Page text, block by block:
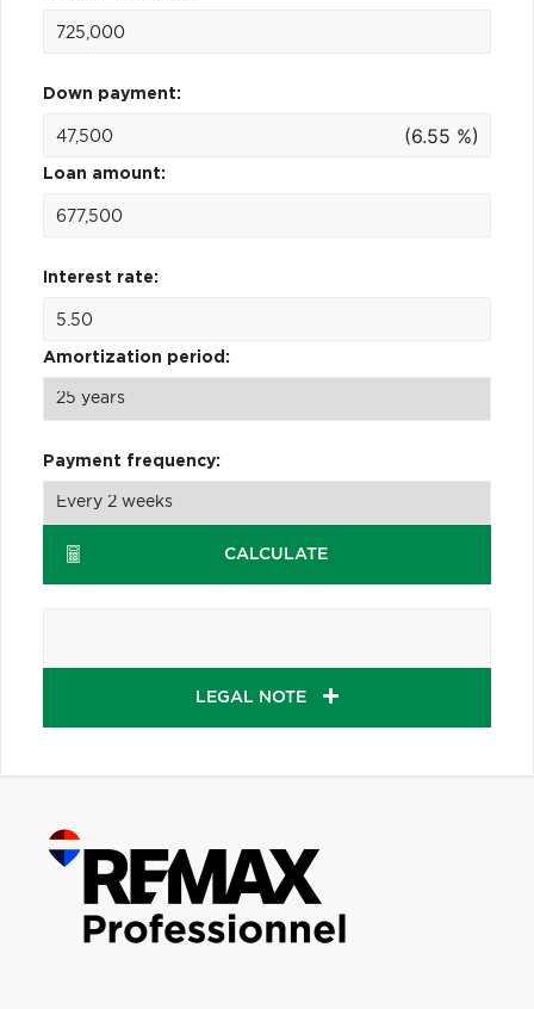
Down payment:
(6.55 %)
Loan amount:
Interest rate:
Amortization period:
Payment frequency:
CALCULATE
LEGAL NOTE